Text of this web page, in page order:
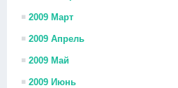
2009 Март
2009 Апрель
2009 Май
2009 Июнь